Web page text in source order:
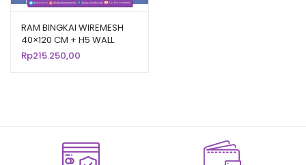
RAM BINGKAI WIREMESH
40×120 CM + H5 WALL
PUTIH | Rak Dinding
Gantung Mundo Toko
Rp215.250,00